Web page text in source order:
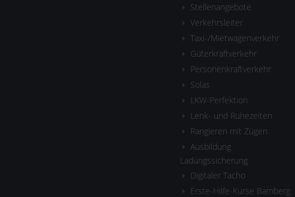
Stellenangebote
Verkehrsleiter
Taxi-/Mietwagenverkehr
Güterkraftverkehr
Personenkraftverkehr
Solas
LKW-Perfektion
Lenk- und Ruhezeiten
Rangieren mit Zügen
Ausbildung
Ladungssicherung
Digitaler Tacho
Erste-Hilfe-Kurse Bamberg